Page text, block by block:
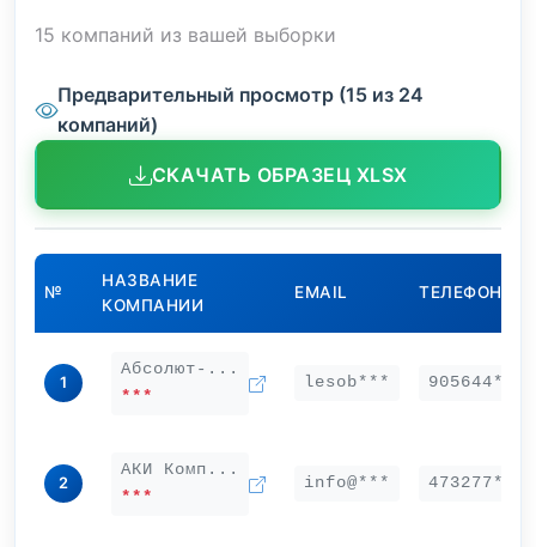
15 компаний из вашей выборки
Предварительный просмотр (15 из 24
компаний)
СКАЧАТЬ ОБРАЗЕЦ XLSX
№
НАЗВАНИЕ
КОМПАНИИ
EMAIL ТЕЛЕФОН
1
Абсолют-...
***
lesob*** 905644***
2
АКИ Комп...
***
info@*** 473277***